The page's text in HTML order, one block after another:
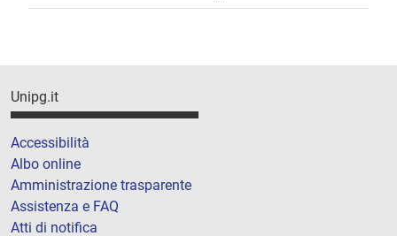
Unipg.it
Accessibilità
Albo online
Amministrazione trasparente
Assistenza e FAQ
Atti di notifica